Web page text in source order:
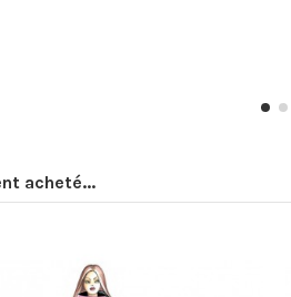
acheté...